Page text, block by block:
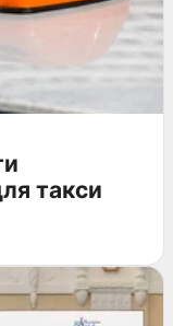
такси